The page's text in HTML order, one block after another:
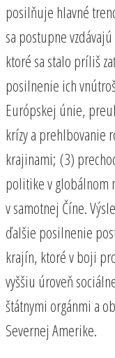
posilňuje hlavné
sa postupne
ktoré sa stalo príliš
posilnenie ich
Európskej únie,
krízy a prehlbovanie
krajinami; (3)
politike v globálnom
v samotnej Číne.
ďalšie posilnenie
krajín, ktoré v boji
vyššiu úroveň
štátnymi orgánmi a
Severnej Amerike.